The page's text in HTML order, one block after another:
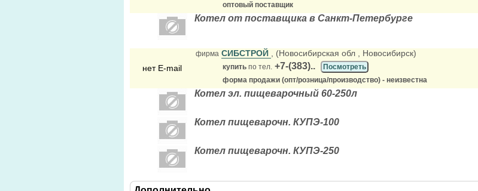
оптовый поставщик
Котел от поставщика в Санкт-Петербурге
нет E-mail
фирма СИБСТРОЙ , (Новосибирская обл , Новосибирск)
купить по тел. +7-(383)..
Посмотреть
форма продажи (опт/розница/производство) - неизвестна
Котел эл. пищеварочный 60-250л
Котел пищеварочн. КУПЭ-100
Котел пищеварочн. КУПЭ-250